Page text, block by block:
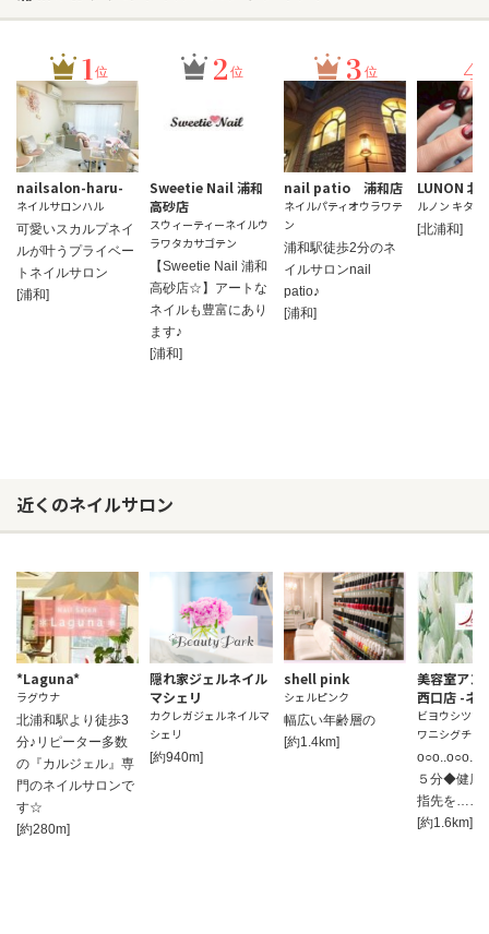
1位
nailsalon-haru-
ネイルサロンハル
可愛いスカルプネイ
ルが叶うプライベー
トネイルサロン
[浦和]
2 位
Sweetie Nail 浦和
高砂店
スウィーティーネイルウ
ラワタカサゴテン
【Sweetie Nail 浦和
高砂店☆】アートな
ネイルも豊富にあり
ます♪
[浦和]
3 位
nail patio 浦和店
ネイルパティオウラワテ
ン
浦和駅徒歩2分のネ
イルサロンnail
patio♪
[浦和]
4
LUNON 北
ルノン キタウ
[北浦和]
近くのネイルサロン
*Laguna*
ラグウナ
北浦和駅より徒歩3
分♪リピーター多数
の『カルジェル』専
門のネイルサロンで
す☆
[約280m]
隠れ家ジェルネイル
マシェリ
カクレガジェルネイルマ
シェリ
[約940m]
shell pink
シェルピンク
幅広い年齢層の
[約1.4km]
美容室アン
西口店 -ネ
ビヨウシツア
ワニシグチテ
o○o..o○o.駅
５分◆健康
指先を
[約1.6km]